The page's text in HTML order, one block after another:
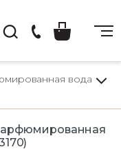
22
вода